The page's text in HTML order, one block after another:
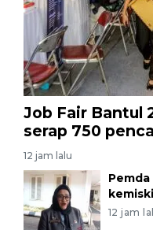
Job Fair Bantul
serap 750
12 jam lalu
12 jam